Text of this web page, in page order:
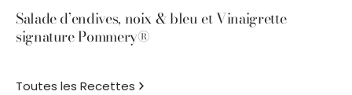
Toutes les Recettes
Salade d’endives, noix & bleu et Vinaigrette
signature Pommery®